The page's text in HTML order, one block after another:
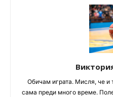
Обичам играта. Мисля, че и
сама преди много време.